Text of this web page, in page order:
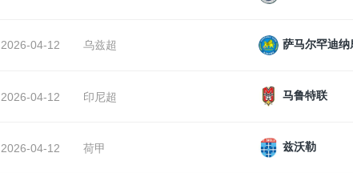
2026-04-12 乌兹超 萨马尔罕迪纳
2026-04-12 印尼超 马鲁特联
2026-04-12 荷甲 兹沃勒